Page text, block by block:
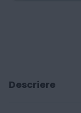
Descriere